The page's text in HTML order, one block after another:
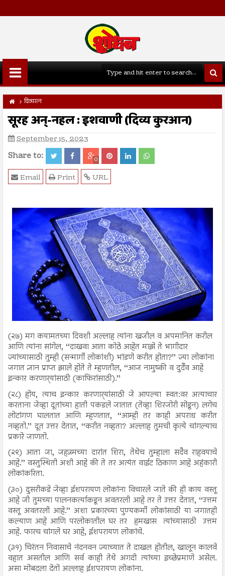
दिव्यरत्न
सूरह अन्-नहल : इशवाणी (दिव्य कुरआन)
September 15, 2023
Share to: 0
URL
Print
Email
(२७) मग कयामतच्या दिवशी अल्लाह त्यांना खजील व अपमानित करील
आणि त्यांना सांगेल, ‘‘दाखवा आता कोठे आहेत माझे ते भागीदार
ज्यांच्यासाठी तुम्ही (सन्मार्गी लोकांशी) भांडणे करीत होता?’’ ज्या लोकांना
जगात ज्ञान प्राप्त झाले होते ते म्हणतील, ‘‘आज नामुष्की व दुर्दैव आहे
इन्कार करणार्‍यांसाठी (काफिरांसाठी).’’
(२८) होय, त्याच इन्कार करणार्‍यांसाठी जे आपल्या स्वत:वर अत्याचार
करताना जेव्हा दूतांच्या हाती पकडले जातात (तेव्हा शिरजोरी सोडून) लगेच
लोटांगण घालतात आणि म्हणतात, ‘‘आम्ही तर काही अपराध करीत
नव्हतो.’’ दूत उत्तर देतात, ‘‘करीत नव्हता? अल्लाह तुमची कृत्ये चांगल्याच
प्रकारे जाणतो.
(२९) आता जा, जहन्नमच्या दारांत शिरा, तेथेच तुम्हाला सदैव राहवयाचे
आहे.’’ वस्तुस्थिती अशी आहे की ते तर अत्यंत वाईट ठिकाण आहे अहंकारी
लोकांकरिता.
(३०) दुसरीकडे जेव्हा ईशपरायण लोकांना विचारले जाते की ही काय वस्तू
आहे जी तुमच्या पालनकर्त्याकडून अवतरली आहे तर ते उत्तर देतात, ‘‘उत्तम
वस्तू अवतरली आहे.’’ अशा प्रकारच्या पुण्यकर्मी लोकांसाठी या जगातही
कल्याण आहे आणि परलोकातील घर तर हमखास त्यांच्यासाठी उत्तम
आहे. फारच चांगले घर आहे, ईशपरायण लोकांचे.
(३१) चिरंतन निवासाचे नंदनवन ज्याच्यात ते दाखल होतील, खालून कालवे
वहात असतील आणि सर्व काही तेथे अगदी त्यांच्या इच्छेप्रमाणे असेल.
असा मोबदला देतो अल्लाह ईशपरायण लोकांना.